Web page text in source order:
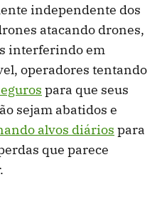
independente dos
atacando drones,
interferindo em
operadores tentando
para que seus
sejam abatidos e
alvos diários para
que parece